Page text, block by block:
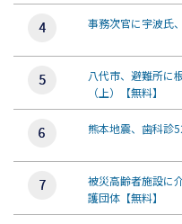
事務次官に宇波
八代市、避難所
（上）【無料】
熊本地震、歯科
被災高齢者施設
護団体【無料】